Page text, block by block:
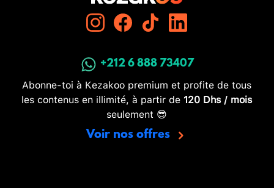
+212 6 888 73407
Abonne-toi à Kezakoo premium et profite de tous
les contenus en illimité, à partir de 120 Dhs / mois
seulement 😎
Voir nos offres